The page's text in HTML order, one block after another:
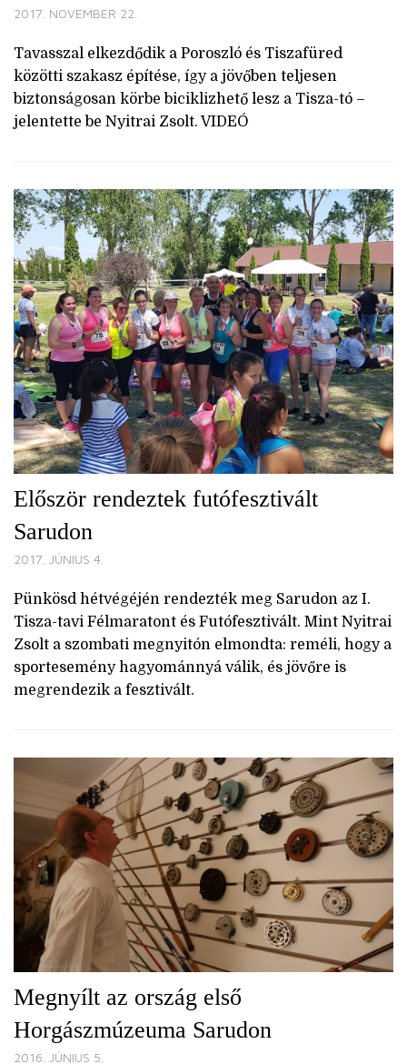
2017. NOVEMBER 22.
Tavasszal elkezdődik a Poroszló és Tiszafüred
közötti szakasz építése, így a jövőben teljesen
biztonságosan körbe biciklizhető lesz a Tisza-tó –
jelentette be Nyitrai Zsolt. VIDEÓ
Először rendeztek futófesztivált
Sarudon
2017. JÚNIUS 4.
Pünkösd hétvégéjén rendezték meg Sarudon az I.
Tisza-tavi Félmaratont és Futófesztivált. Mint Nyitrai
Zsolt a szombati megnyitón elmondta: reméli, hogy a
sportesemény hagyománnyá válik, és jövőre is
megrendezik a fesztivált.
Megnyílt az ország első
Horgászmúzeuma Sarudon
2016. JÚNIUS 5.